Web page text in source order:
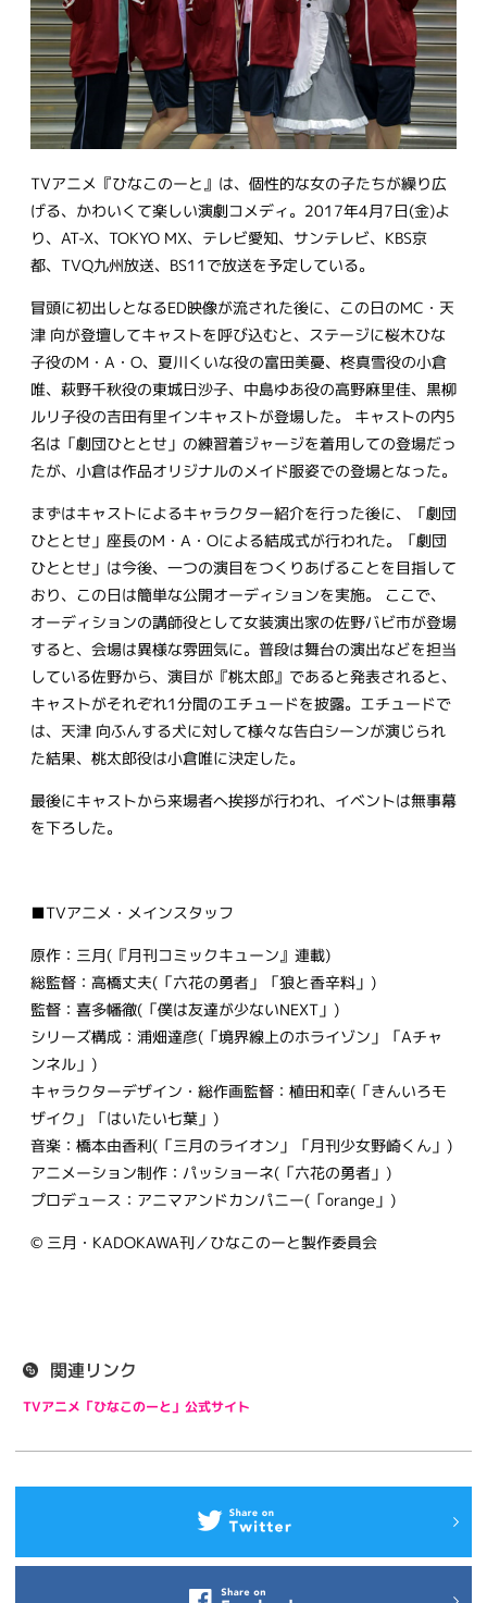
TVアニメ『ひなこのーと』は、個性的な女の子たちが繰り広
げる、かわいくて楽しい演劇コメディ。2017年4月7日(金)よ
り、AT-X、TOKYO MX、テレビ愛知、サンテレビ、KBS京
都、TVQ九州放送、BS11で放送を予定している。
冒頭に初出しとなるED映像が流された後に、この日のMC・天
津 向が登壇してキャストを呼び込むと、ステージに桜木ひな
子役のM・A・O、夏川くいな役の富田美憂、柊真雪役の小倉
唯、萩野千秋役の東城日沙子、中島ゆあ役の高野麻里佳、黒柳
ルリ子役の吉田有里インキャストが登場した。 キャストの内5
名は「劇団ひととせ」の練習着ジャージを着用しての登場だっ
たが、小倉は作品オリジナルのメイド服姿での登場となった。
まずはキャストによるキャラクター紹介を行った後に、「劇団
ひととせ」座長のM・A・Oによる結成式が行われた。「劇団
ひととせ」は今後、一つの演目をつくりあげることを目指して
おり、この日は簡単な公開オーディションを実施。 ここで、
オーディションの講師役として女装演出家の佐野バビ市が登場
すると、会場は異様な雰囲気に。普段は舞台の演出などを担当
している佐野から、演目が『桃太郎』であると発表されると、
キャストがそれぞれ1分間のエチュードを披露。エチュードで
は、天津 向ふんする犬に対して様々な告白シーンが演じられ
た結果、桃太郎役は小倉唯に決定した。
最後にキャストから来場者へ挨拶が行われ、イベントは無事幕
を下ろした。
■TVアニメ・メインスタッフ
原作：三月(『月刊コミックキューン』連載)
総監督：高橋丈夫(「六花の勇者」「狼と香辛料」)
監督：喜多幡徹(「僕は友達が少ないNEXT」)
シリーズ構成：浦畑達彦(「境界線上のホライゾン」「Aチャ
ンネル」)
キャラクターデザイン・総作画監督：植田和幸(「きんいろモ
ザイク」「はいたい七葉」)
音楽：橋本由香利(「三月のライオン」「月刊少女野崎くん」)
アニメーション制作：パッショーネ(「六花の勇者」)
プロデュース：アニマアンドカンパニー(「orange」)
© 三月・KADOKAWA刊／ひなこのーと製作委員会
関連リンク
TVアニメ「ひなこのーと」公式サイト